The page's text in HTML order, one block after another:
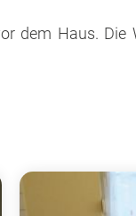
dem Haus. Die